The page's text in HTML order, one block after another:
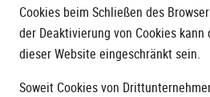
Cookies beim Schließen des
der Deaktivierung von Cookies
dieser Website eingeschränkt sein.
Soweit Cookies von